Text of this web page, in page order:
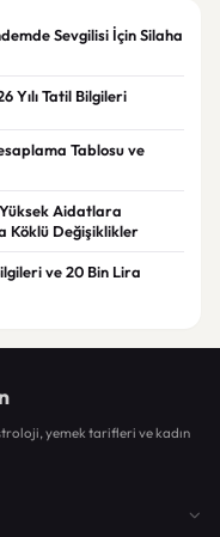
Sevgilisi İçin Silaha
Yılı Tatil Bilgileri
Tablosu ve
Aidatlara
Köklü Değişiklikler
ve 20 Bin Lira
yemek tarifleri ve kadın